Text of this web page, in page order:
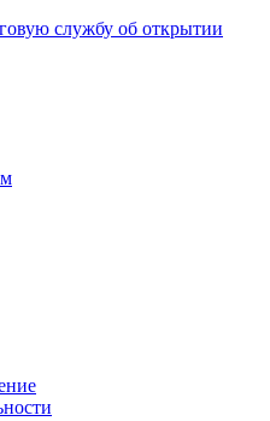
службу об открытии